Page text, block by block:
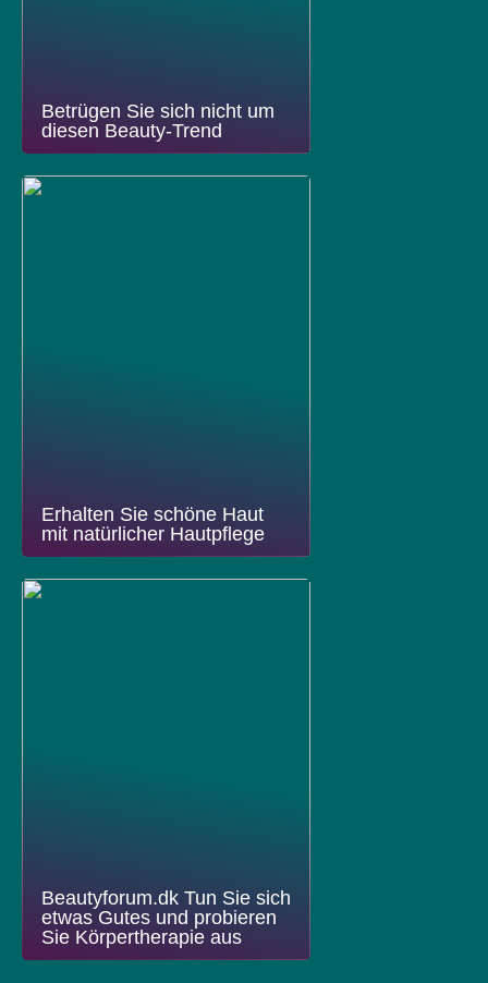
Betrügen Sie sich nicht um
diesen Beauty-Trend
Erhalten Sie schöne Haut
mit natürlicher Hautpflege
Beautyforum.dk Tun Sie sich
etwas Gutes und probieren
Sie Körpertherapie aus